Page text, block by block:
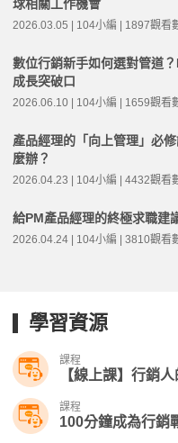
球相關工作機會
2026.03.05 | 104小編 | 1897觀看
數位行銷新手如何選對管道
成長突破口
2026.06.10 | 104小編 | 1659觀看
產品經理的「向上管理」必
麼辦？
2026.04.23 | 104小編 | 4432觀看
給PM產品經理的終極求職建
2026.04.24 | 104小編 | 3810觀看
學習資源
課程
【線上課】行銷
課程
100分鐘成為行銷